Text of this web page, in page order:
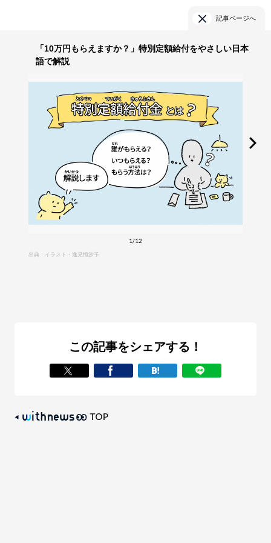
記事ページへ
「10万円もらえますか？」特別定額給付をやさしい日本
語で解説
1/12
出典：イラスト・逸見恒沙子
この記事をシェアする！